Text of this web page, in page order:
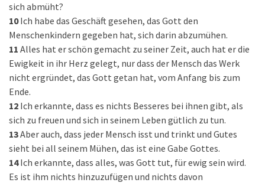
sich abmüht?
10 Ich habe das Geschäft gesehen, das Gott den
Menschenkindern gegeben hat, sich darin abzumühen.
11 Alles hat er schön gemacht zu seiner Zeit, auch hat er die
Ewigkeit in ihr Herz gelegt, nur dass der Mensch das Werk
nicht ergründet, das Gott getan hat, vom Anfang bis zum
Ende.
12 Ich erkannte, dass es nichts Besseres bei ihnen gibt, als
sich zu freuen und sich in seinem Leben gütlich zu tun.
13Aber auch, dass jeder Mensch isst und trinkt und Gutes
sieht bei all seinem Mühen, das ist eine Gabe Gottes.
14 Ich erkannte, dass alles, was Gott tut, für ewig sein wird.
Es ist ihm nichts hinzuzufügen und nichts davon